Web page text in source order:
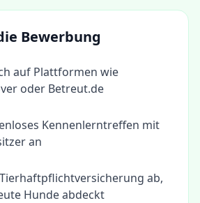
Bewerbung
auf Plattformen wie
oder Betreut.de
Kennenlerntreffen mit
an
ab,
Hunde abdeckt